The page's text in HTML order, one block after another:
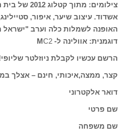
צילומים: מתוך
אשדוד. עיצוב שיער, איפור,
האופנה לשמלות כלה וערב "ישראל
דוגמנית: אוולינה ל- M C2
הרשם עכשיו לקבלת ניוזלטר
קצר, ממצה,איכותי, חינם – אצלך
דואר אלקטרוני
שם פרטי
שם משפחה